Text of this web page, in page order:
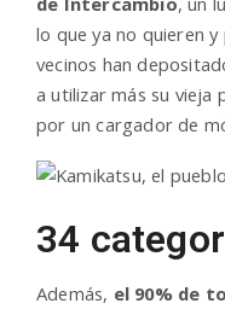
lo que ya no quieren
vecinos han
a utilizar más su vieja
por un cargador de
34
Además, el 90% de